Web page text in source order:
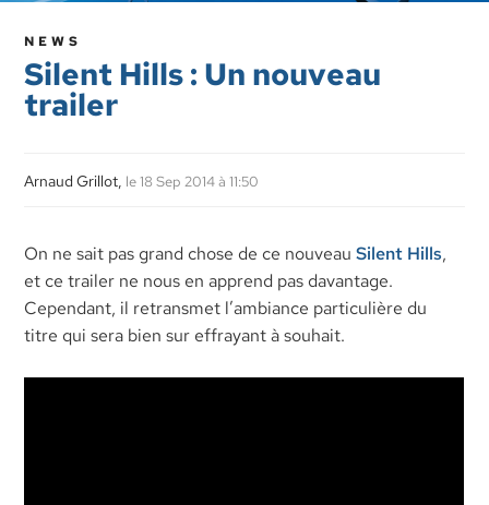
NEWS
Silent Hills : Un nouveau
trailer
Arnaud Grillot, le 18 Sep 2014 à 11:50
On ne sait pas grand chose de ce nouveauSilent Hills,
et ce trailer ne nous en apprend pas davantage.
Cependant, il retransmet l’ambiance particulière du
titre qui sera bien sur effrayant à souhait.